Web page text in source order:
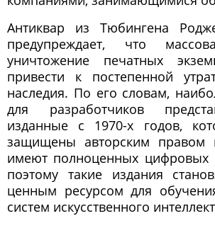
Антиквар из Тюбингена
предупреждает, что
уничтожение печатных
привести к постепенной
наследия. По его словам,
для разработчиков
изданные с 1970-х годов,
защищены авторским правом
имеют полноценных цифровых
поэтому такие издания
ценным ресурсом для
систем искусственного